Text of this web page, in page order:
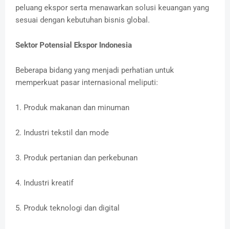
peluang ekspor serta menawarkan solusi keuangan yang
sesuai dengan kebutuhan bisnis global.
Sektor Potensial Ekspor Indonesia
Beberapa bidang yang menjadi perhatian untuk
memperkuat pasar internasional meliputi:
1. Produk makanan dan minuman
2. Industri tekstil dan mode
3. Produk pertanian dan perkebunan
4. Industri kreatif
5. Produk teknologi dan digital